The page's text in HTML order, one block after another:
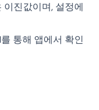
진값이며, 설정에
를 통해 앱에서 확인